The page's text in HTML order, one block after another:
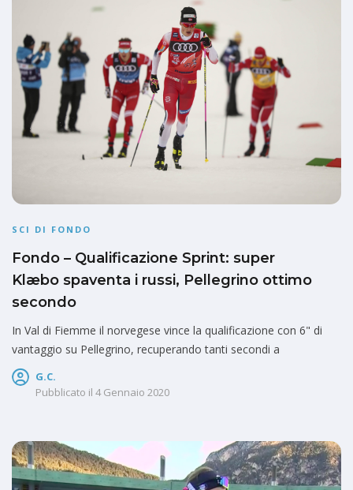
SCI DI FONDO
Fondo – Qualificazione Sprint: super
Klæbo spaventa i russi, Pellegrino ottimo
secondo
In Val di Fiemme il norvegese vince la qualificazione con 6" di
vantaggio su Pellegrino, recuperando tanti secondi a
G.C.
Pubblicato il 4 Gennaio 2020